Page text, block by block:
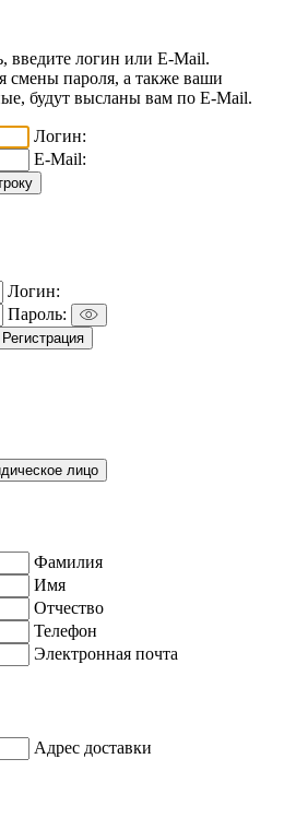
введите логин или E-Mail.
смены пароля, а также ваши
будут высланы вам по E-Mail.
Логин:
E-Mail:
Логин:
Пароль:
Регистрация
лицо
Фамилия
Имя
Отчество
Телефон
Электронная почта
Адрес доставки